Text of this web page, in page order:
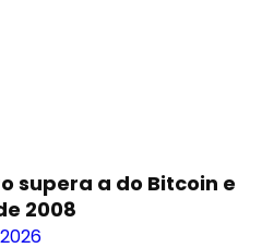
supera a do Bitcoin e
2008